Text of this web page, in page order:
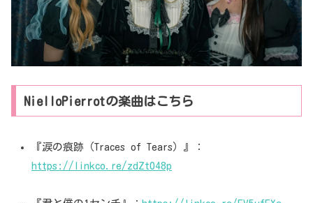
NielloPierrotの楽曲はこちら
『涙の痕跡（Traces of Tears）』：
https://linkco.re/zdZt048p